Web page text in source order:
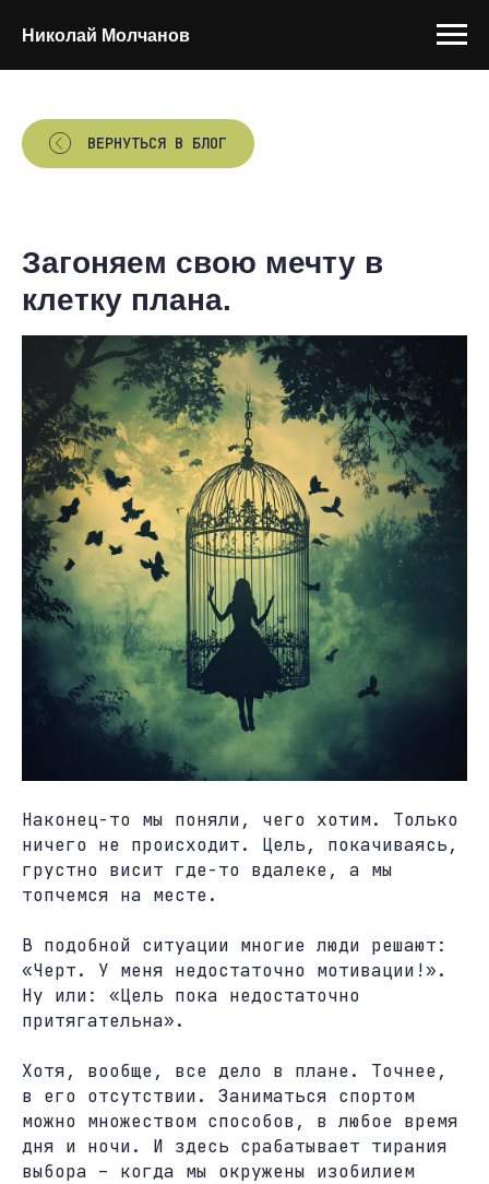
Николай Молчанов
ВЕРНУТЬСЯ В БЛОГ
Загоняем свою мечту в
клетку плана.
Наконец-то мы поняли, чего хотим. Только
ничего не происходит. Цель, покачиваясь,
грустно висит где-то вдалеке, а мы
топчемся на месте.
В подобной ситуации многие люди решают:
«Черт. У меня недостаточно мотивации!».
Ну или: «Цель пока недостаточно
притягательна».
Хотя, вообще, все дело в плане. Точнее,
в его отсутствии. Заниматься спортом
можно множеством способов, в любое время
дня и ночи. И здесь срабатывает тирания
выбора – когда мы окружены изобилием